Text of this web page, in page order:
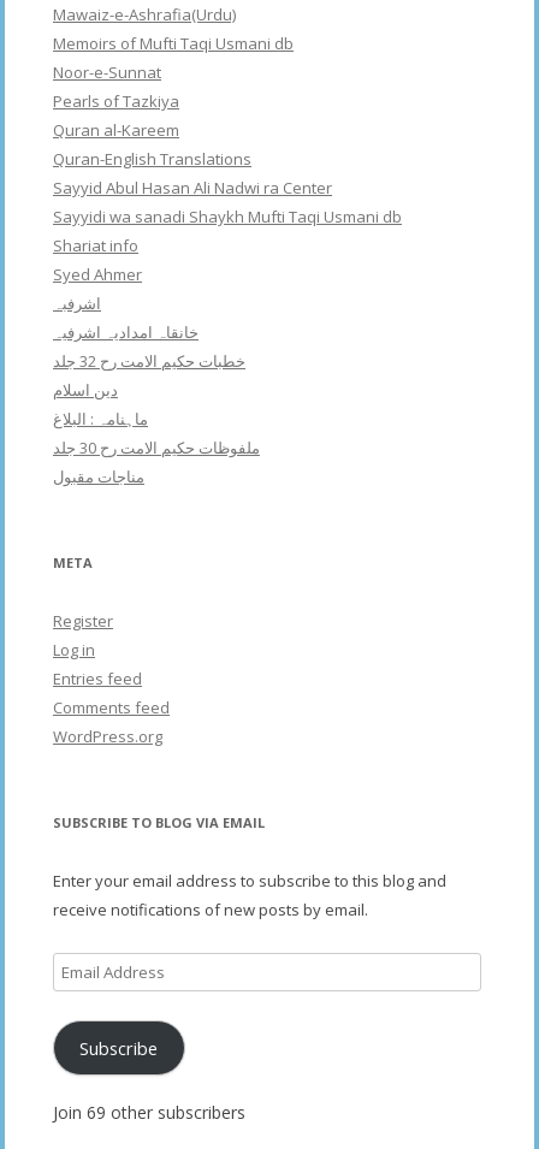
Mawaiz-e-Ashrafia(Urdu)
Memoirs of Mufti Taqi Usmani db
Noor-e-Sunnat
Pearls of Tazkiya
Quran al-Kareem
Quran-English Translations
Sayyid Abul Hasan Ali Nadwi ra Center
Sayyidi wa sanadi Shaykh Mufti Taqi Usmani db
Shariat info
Syed Ahmer
اشرفبہ
خانقاہ امدادیہ اشرفیہ
خطبات حکیم الامت رح 32 جلد
دین اسلام
ماہنامہ : البلاغ
ملفوظات حکیم الامت رح 30 جلد
مناجات مقبول
META
Register
Log in
Entries feed
Comments feed
WordPress.org
SUBSCRIBE TO BLOG VIA EMAIL
Enter your email address to subscribe to this blog and
receive notifications of new posts by email.
Email
Address
Subscribe
Join 69 other subscribers